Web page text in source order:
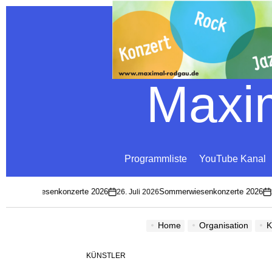
Programmliste YouTube Kanal
2026on
26. Juli 2026Sommerwiesenkonzerte 2026on
Home Organisation
POSTED
KÜNSTLER